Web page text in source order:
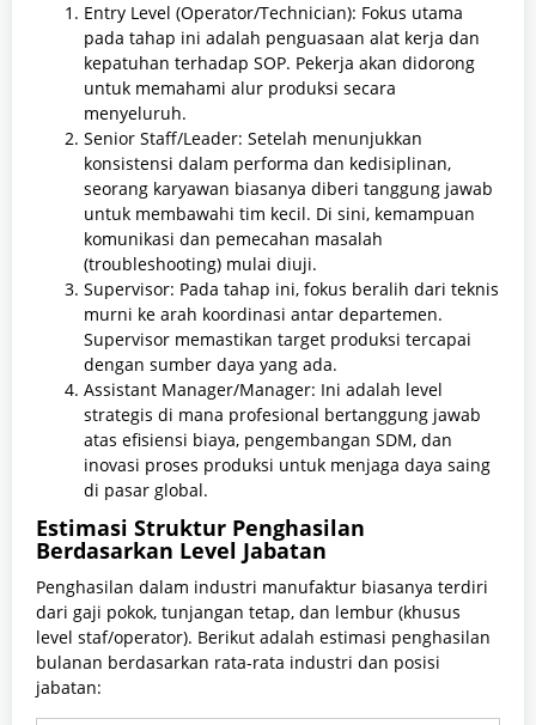
Entry Level (Operator/Technician): Fokus utama
pada tahap ini adalah penguasaan alat kerja dan
kepatuhan terhadap SOP. Pekerja akan didorong
untuk memahami alur produksi secara
menyeluruh.
Senior Staff/Leader: Setelah menunjukkan
konsistensi dalam performa dan kedisiplinan,
seorang karyawan biasanya diberi tanggung jawab
untuk membawahi tim kecil. Di sini, kemampuan
komunikasi dan pemecahan masalah
(troubleshooting) mulai diuji.
Supervisor: Pada tahap ini, fokus beralih dari teknis
murni ke arah koordinasi antar departemen.
Supervisor memastikan target produksi tercapai
dengan sumber daya yang ada.
Assistant Manager/Manager: Ini adalah level
strategis di mana profesional bertanggung jawab
atas efisiensi biaya, pengembangan SDM, dan
inovasi proses produksi untuk menjaga daya saing
di pasar global.
Estimasi Struktur Penghasilan
Berdasarkan Level Jabatan
Penghasilan dalam industri manufaktur biasanya terdiri
dari gaji pokok, tunjangan tetap, dan lembur (khusus
level staf/operator). Berikut adalah estimasi penghasilan
bulanan berdasarkan rata-rata industri dan posisi
jabatan: